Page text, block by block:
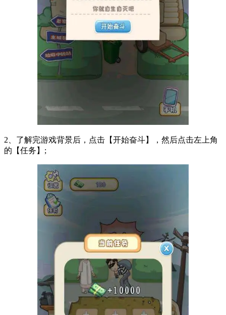
2、了解完游戏背景后，点击【开始奋斗】，然后点击左上角
的【任务】;